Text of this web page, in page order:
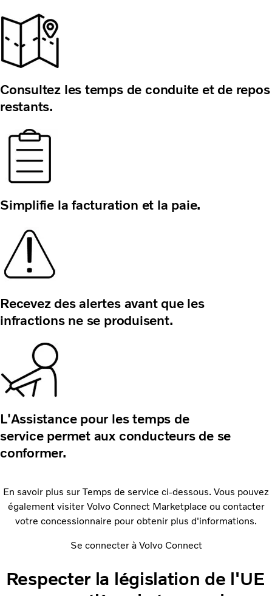
Consultez les temps de conduite et de repos
restants.
Simplifie la facturation et la paie.
Recevez des alertes avant que les
infractions ne se produisent.
L'Assistance pour les temps de
service permet aux conducteurs de se
conformer.
En savoir plus sur Temps de service ci-dessous. Vous pouvez
également visiter Volvo Connect Marketplace ou contacter
votre concessionnaire pour obtenir plus d'informations.
Se connecter à Volvo Connect
Respecter la législation de l'UE